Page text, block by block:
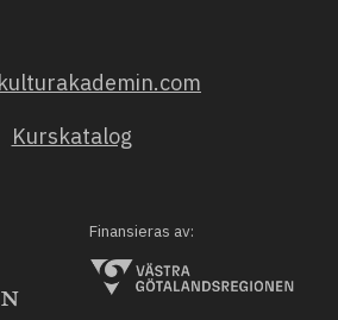
Kurskatalog
Finansieras av: